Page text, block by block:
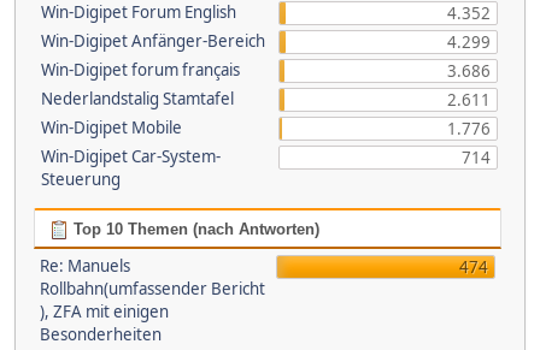
Win-Digipet Forum English
4.352
Win-Digipet Anfänger-Bereich
4.299
Win-Digipet forum français
3.686
Nederlandstalig Stamtafel
2.611
Win-Digipet Mobile
1.776
Win-Digipet Car-System-
Steuerung
714
Top 10 Themen (nach Antworten)
Re: Manuels
Rollbahn(umfassender Bericht
), ZFA mit einigen
Besonderheiten
474